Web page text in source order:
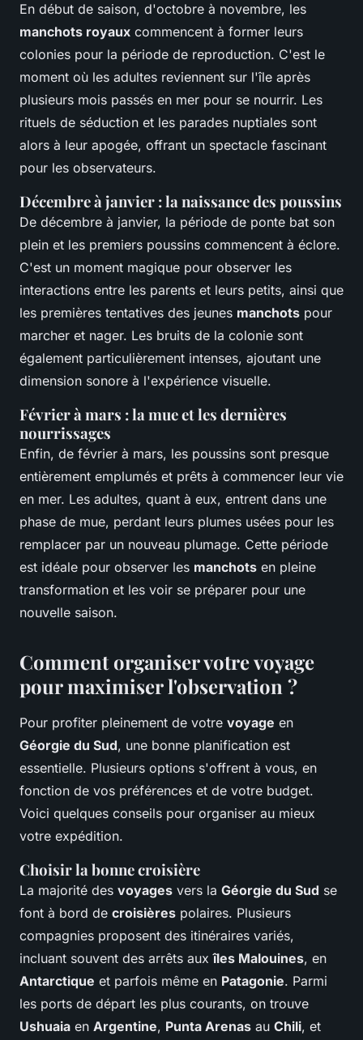
En début de saison, d'octobre à novembre, les
manchots royaux commencent à former leurs
colonies pour la période de reproduction. C'est le
moment où les adultes reviennent sur l'île après
plusieurs mois passés en mer pour se nourrir. Les
rituels de séduction et les parades nuptiales sont
alors à leur apogée, offrant un spectacle fascinant
pour les observateurs.
Décembre à janvier : la naissance des poussins
De décembre à janvier, la période de ponte bat son
plein et les premiers poussins commencent à éclore.
C'est un moment magique pour observer les
interactions entre les parents et leurs petits, ainsi que
les premières tentatives des jeunes manchots pour
marcher et nager. Les bruits de la colonie sont
également particulièrement intenses, ajoutant une
dimension sonore à l'expérience visuelle.
Février à mars : la mue et les dernières
nourrissages
Enfin, de février à mars, les poussins sont presque
entièrement emplumés et prêts à commencer leur vie
en mer. Les adultes, quant à eux, entrent dans une
phase de mue, perdant leurs plumes usées pour les
remplacer par un nouveau plumage. Cette période
est idéale pour observer les manchots en pleine
transformation et les voir se préparer pour une
nouvelle saison.
Comment organiser votre voyage
pour maximiser l'observation ?
Pour profiter pleinement de votre voyage en
Géorgie du Sud, une bonne planification est
essentielle. Plusieurs options s'offrent à vous, en
fonction de vos préférences et de votre budget.
Voici quelques conseils pour organiser au mieux
votre expédition.
Choisir la bonne croisière
La majorité des voyages vers la Géorgie du Sud se
font à bord de croisières polaires. Plusieurs
compagnies proposent des itinéraires variés,
incluant souvent des arrêts auxîles Malouines, en
Antarctique et parfois même en Patagonie. Parmi
les ports de départ les plus courants, on trouve
Ushuaia en Argentine, Punta Arenas au Chili, et